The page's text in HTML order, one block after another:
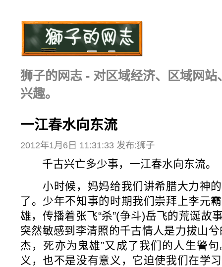
狮子的网志 - 对区域经济、区域网
兴趣。
一江春水向东流
2012年1月6日 11:31:33 发布:狮子
千古兴亡多少事，一江春水向东流。
小时候，妈妈给我们讲希腊大力神的
了。少年不知事的时期我们崇拜上李元
雄，传播着张飞“杀”(争斗)岳飞的荒诞故
突然敏感到李清照的千古情人是力拔山
杰，死亦为鬼雄”又成了我们的人生警
义，也不是没有意义，它迫使我们在学